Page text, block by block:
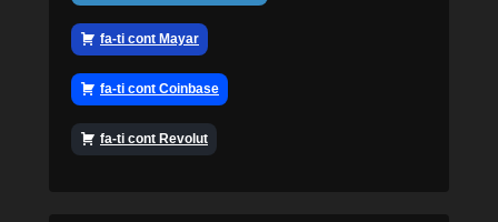
fa-ti cont Mayar
fa-ti cont Coinbase
fa-ti cont Revolut